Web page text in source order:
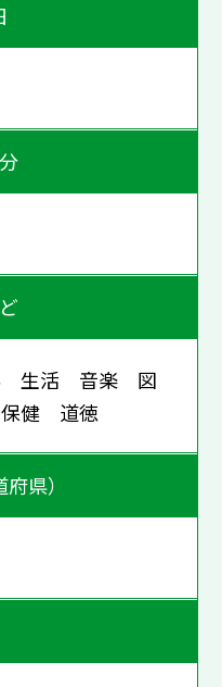
生活 音楽 図
保健 道徳
県）